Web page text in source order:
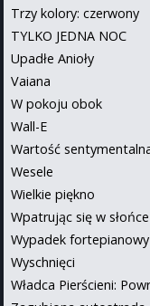
Trzy kolory: czerwony
TYLKO JEDNA NOC
Upadłe Anioły
Vaiana
W pokoju obok
Wall-E
Wartość
Wesele
Wielkie piękno
Wpatrując się w słońce
Wypadek fortepianowy
Wyschnięci
Władca Pierścieni: